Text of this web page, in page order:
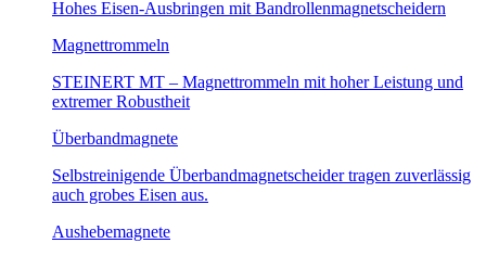
Hohes Eisen-Ausbringen mit Bandrollenmagnetscheidern
Magnettrommeln
STEINERT MT – Magnettrommeln mit hoher Leistung und
extremer Robustheit
Überbandmagnete
Selbstreinigende Überbandmagnetscheider tragen zuverlässig
auch grobes Eisen aus.
Aushebemagnete